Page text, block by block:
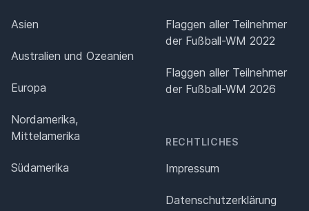
Asien
Australien und Ozeanien
Europa
Nordamerika,
Mittelamerika
Südamerika
Flaggen aller Teilnehmer
der Fußball-WM 2022
Flaggen aller Teilnehmer
der Fußball-WM 2026
RECHTLICHES
Impressum
Datenschutz­erklärung